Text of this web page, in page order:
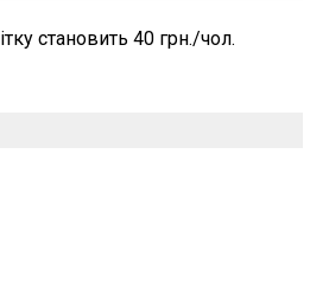
становить 40 грн./чол.